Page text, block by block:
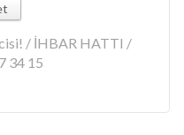
/ İHBAR HATTI /
34 15